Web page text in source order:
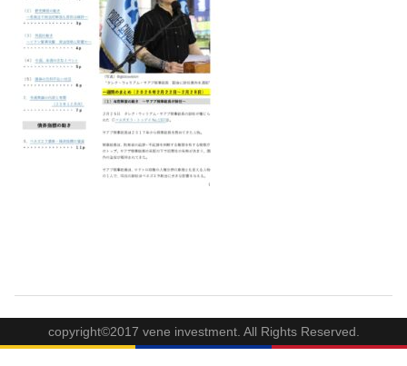
copyright©2017 vene investment. All Rights Reserved.